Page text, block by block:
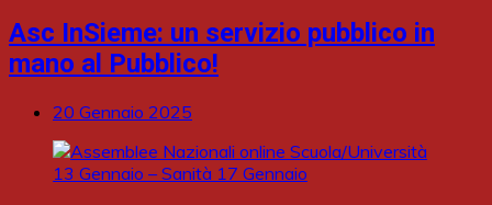
Asc InSieme: un servizio pubblico in
mano al Pubblico!
20 Gennaio 2025